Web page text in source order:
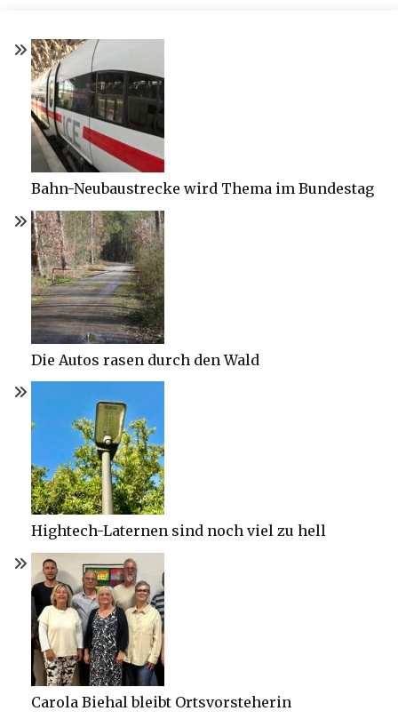
Bahn-Neubaustrecke wird Thema im Bundestag
Die Autos rasen durch den Wald
Hightech-Laternen sind noch viel zu hell
Carola Biehal bleibt Ortsvorsteherin